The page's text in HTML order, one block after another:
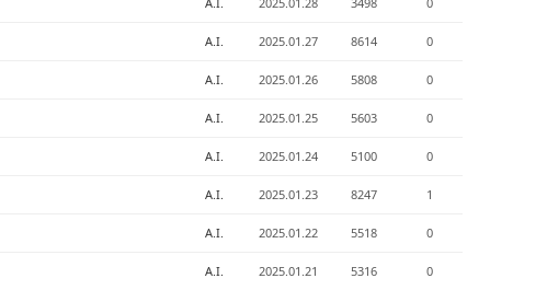
A.I. 2025.01.27 8614 0
A.I. 2025.01.26 5808 0
A.I. 2025.01.25 5603 0
A.I. 2025.01.24 5100 0
A.I. 2025.01.23 8247 1
A.I. 2025.01.22 5518 0
A.I. 2025.01.21 5316 0